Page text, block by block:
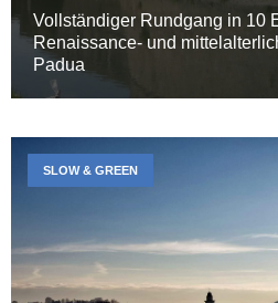
Vollständiger Rundgang in 10
Renaissance- und
Padua
SLOW & GREEN